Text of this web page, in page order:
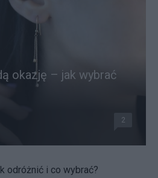
okazję – jak wybrać
2
odróżnić i co wybrać?